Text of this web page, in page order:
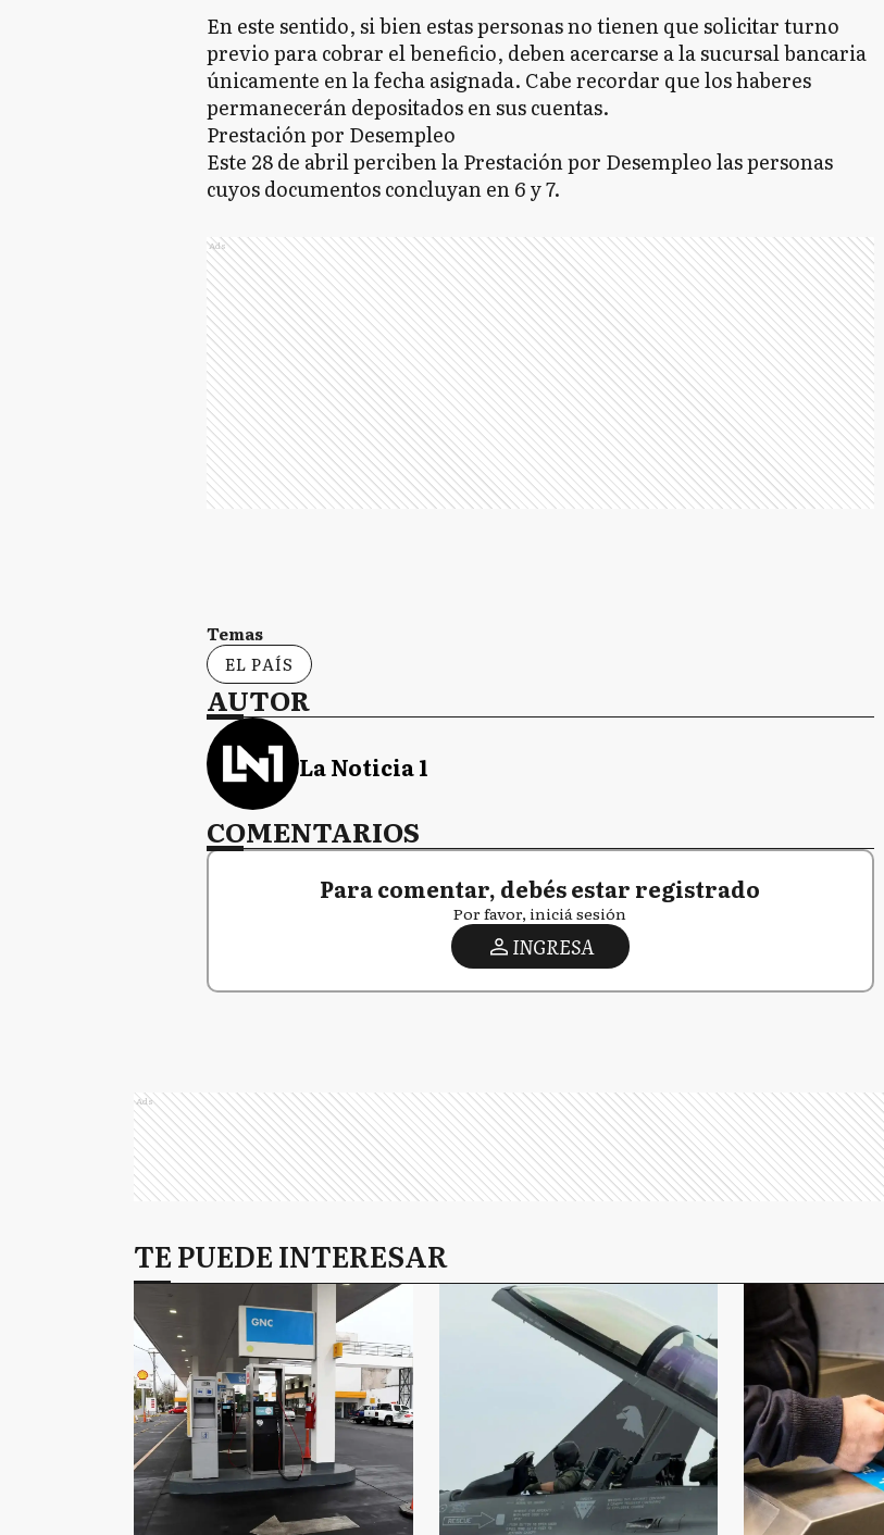
En este sentido, si bien estas personas no tienen que solicitar turno
previo para cobrar el beneficio, deben acercarse a la sucursal bancaria
únicamente en la fecha asignada. Cabe recordar que los haberes
permanecerán depositados en sus cuentas.
Prestación por Desempleo
Este 28 de abril perciben la Prestación por Desempleo las personas
cuyos documentos concluyan en 6 y 7.
Ads
Temas
EL PAÍS
AUTOR
La Noticia 1
COMENTARIOS
Para comentar, debés estar registrado
Por favor, iniciá sesión
INGRESA
Ads
TE PUEDE INTERESAR